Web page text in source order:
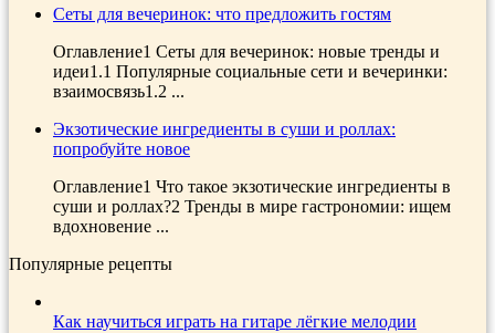
Сеты для вечеринок: что предложить гостям
Оглавление1 Сеты для вечеринок: новые тренды и
идеи1.1 Популярные социальные сети и вечеринки:
взаимосвязь1.2 ...
Экзотические ингредиенты в суши и роллах:
попробуйте новое
Оглавление1 Что такое экзотические ингредиенты в
суши и роллах?2 Тренды в мире гастрономии: ищем
вдохновение ...
Популярные рецепты
Как научиться играть на гитаре лёгкие мелодии